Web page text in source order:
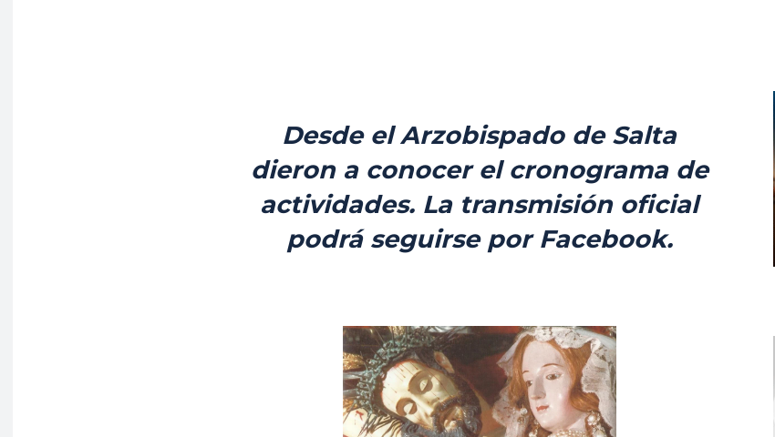
Desde el Arzobispado de Salta
dieron a conocer el cronograma de
actividades. La transmisión oficial
podrá seguirse por Facebook.